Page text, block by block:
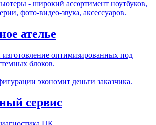
- широкий ассортимент ноутбуков,
фото-видео-звука, аксессуаров.
ателье
оптимизированных под
блоков.
экономит деньги заказчика.
сервис